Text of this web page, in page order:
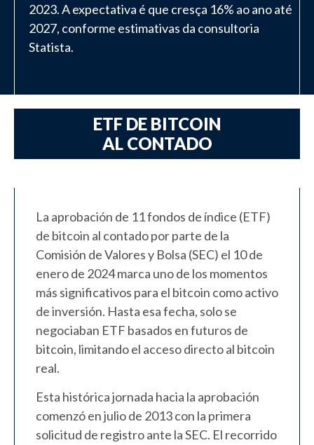
2023. A expectativa é que cresça 16% ao ano até
2027, conforme estimativas da consultoria
Statista.
ETF DE BITCOIN
AL CONTADO
La aprobación de 11 fondos de índice (ETF)
de bitcoin al contado por parte de la
Comisión de Valores y Bolsa (SEC) el 10 de
enero de 2024 marca uno de los momentos
más significativos para el bitcoin como activo
de inversión. Hasta esa fecha, solo se
negociaban ETF basados en futuros de
bitcoin, limitando el acceso directo al bitcoin
real.
Esta histórica jornada hacia la aprobación
comenzó en julio de 2013 con la primera
solicitud de registro ante la SEC. El recorrido